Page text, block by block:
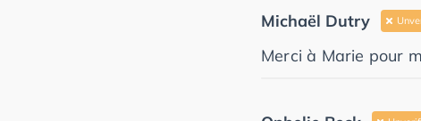
Michaël Dutry
Merci à Marie pour